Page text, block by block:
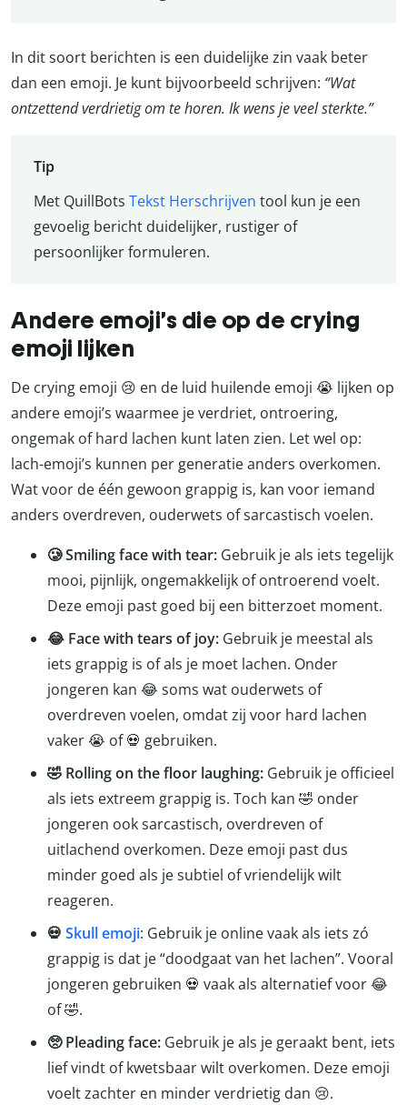
In dit soort berichten is een duidelijke zin vaak beter
dan een emoji. Je kunt bijvoorbeeld schrijven: “Wat
ontzettend verdrietig om te horen. Ik wens je veel sterkte.”
Tip
Met QuillBots Tekst Herschrijven tool kun je een
gevoelig bericht duidelijker, rustiger of
persoonlijker formuleren.
Andere emoji’s die op de crying
emoji lijken
De crying emoji 😢 en de luid huilende emoji 😭 lijken op
andere emoji’s waarmee je verdriet, ontroering,
ongemak of hard lachen kunt laten zien. Let wel op:
lach-emoji’s kunnen per generatie anders overkomen.
Wat voor de één gewoon grappig is, kan voor iemand
anders overdreven, ouderwets of sarcastisch voelen.
🥲 Smiling face with tear: Gebruik je als iets tegelijk
mooi, pijnlijk, ongemakkelijk of ontroerend voelt.
Deze emoji past goed bij een bitterzoet moment.
😂 Face with tears of joy: Gebruik je meestal als
iets grappig is of als je moet lachen. Onder
jongeren kan 😂 soms wat ouderwets of
overdreven voelen, omdat zij voor hard lachen
vaker 😭 of 💀 gebruiken.
🤣 Rolling on the floor laughing: Gebruik je officieel
als iets extreem grappig is. Toch kan 🤣 onder
jongeren ook sarcastisch, overdreven of
uitlachend overkomen. Deze emoji past dus
minder goed als je subtiel of vriendelijk wilt
reageren.
💀 Skull emoji: Gebruik je online vaak als iets zó
grappig is dat je “doodgaat van het lachen”. Vooral
jongeren gebruiken 💀 vaak als alternatief voor 😂
of 🤣.
🥺 Pleading face: Gebruik je als je geraakt bent, iets
lief vindt of kwetsbaar wilt overkomen. Deze emoji
voelt zachter en minder verdrietig dan 😢.